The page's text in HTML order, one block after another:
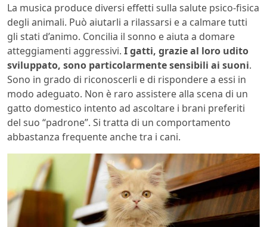
La musica produce diversi effetti sulla salute psico-fisica
degli animali. Può aiutarli a rilassarsi e a calmare tutti
gli stati d’animo. Concilia il sonno e aiuta a domare
atteggiamenti aggressivi. I gatti, grazie al loro udito
sviluppato, sono particolarmente sensibili ai suoni.
Sono in grado di riconoscerli e di rispondere a essi in
modo adeguato. Non è raro assistere alla scena di un
gatto domestico intento ad ascoltare i brani preferiti
del suo “padrone”. Si tratta di un comportamento
abbastanza frequente anche tra i cani.